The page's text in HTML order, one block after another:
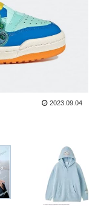
2023.09.04